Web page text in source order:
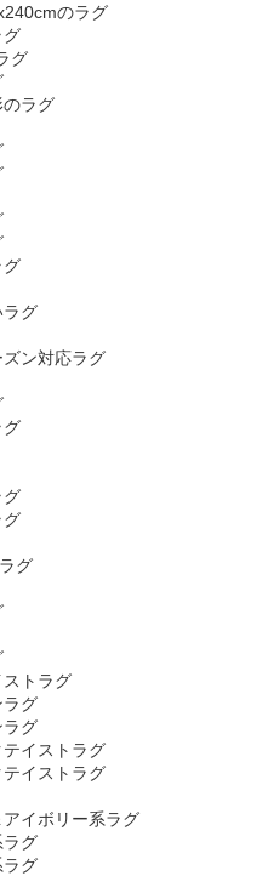
のラグ
グ
グ
ラグ
グ
ラグ
ン対応ラグ
グ
グ
グ
グ
トラグ
ラグ
ラグ
イストラグ
イストラグ
イボリー系ラグ
ラグ
ラグ